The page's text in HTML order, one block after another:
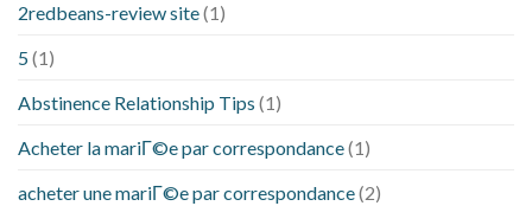
2redbeans-review site(1)
5(1)
Abstinence Relationship Tips (1)
Acheter la mariГ©e par correspondance(1)
acheter une mariГ©e par correspondance(2)